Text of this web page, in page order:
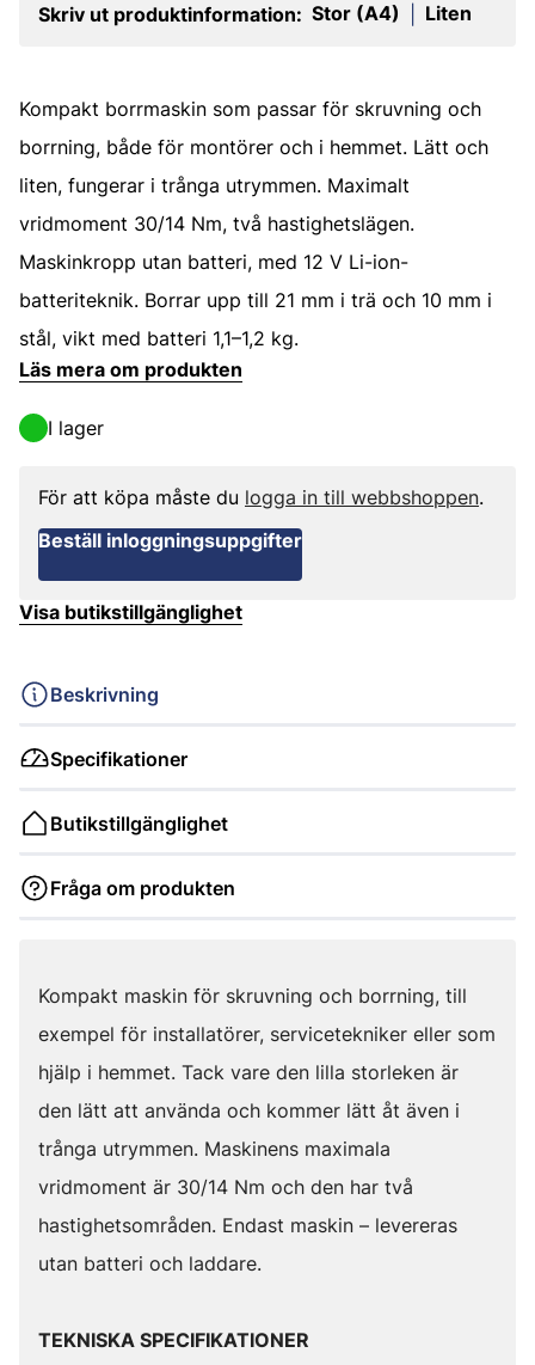
Skriv ut produktinformation: Stor (A4) Liten
Kompakt borrmaskin som passar för skruvning och
borrning, både för montörer och i hemmet. Lätt och
liten, fungerar i trånga utrymmen. Maximalt
vridmoment 30/14 Nm, två hastighetslägen.
Maskinkropp utan batteri, med 12 V Li-ion-
batteriteknik. Borrar upp till 21 mm i trä och 10 mm i
stål, vikt med batteri 1,1–1,2 kg.
Läs mera om produkten
I lager
För att köpa måste du logga in till webbshoppen.
Beställ inloggningsuppgifter
Visa butikstillgänglighet
Beskrivning
Specifikationer
Butikstillgänglighet
Fråga om produkten
Kompakt maskin för skruvning och borrning, till
exempel för installatörer, servicetekniker eller som
hjälp i hemmet. Tack vare den lilla storleken är
den lätt att använda och kommer lätt åt även i
trånga utrymmen. Maskinens maximala
vridmoment är 30/14 Nm och den har två
hastighetsområden. Endast maskin – levereras
utan batteri och laddare.
TEKNISKA SPECIFIKATIONER